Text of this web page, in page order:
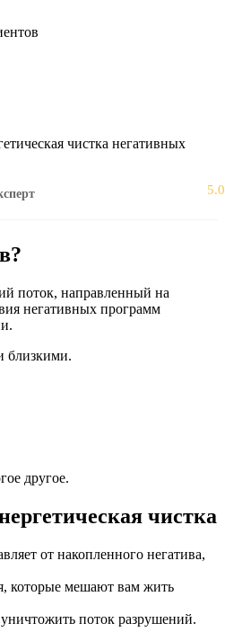
чистка негативных
5.0
поток, направленный на
негативных программ
близкими.
другое.
чистка
от накопленного негатива,
которые мешают вам жить
поток разрушений.